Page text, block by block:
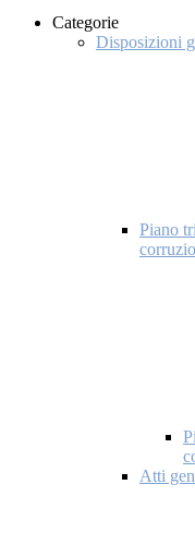
Categorie
Disposizioni
Piano
Atti